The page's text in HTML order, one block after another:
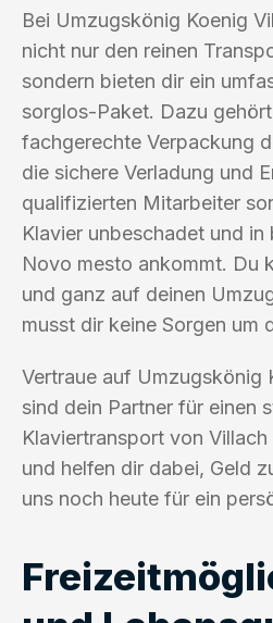
Bei Umzugskönig Koenig
nicht nur den reinen
sondern bieten dir ein
sorglos-Paket. Dazu
fachgerechte Verpackung
die sichere Verladung und
qualifizierten Mitarbeiter
Klavier unbeschadet und in
Novo mesto ankommt. Du
und ganz auf deinen
musst dir keine Sorgen um
Vertraue auf Umzugskönig
sind dein Partner für einen
Klaviertransport von
und helfen dir dabei, Geld
uns noch heute für ein